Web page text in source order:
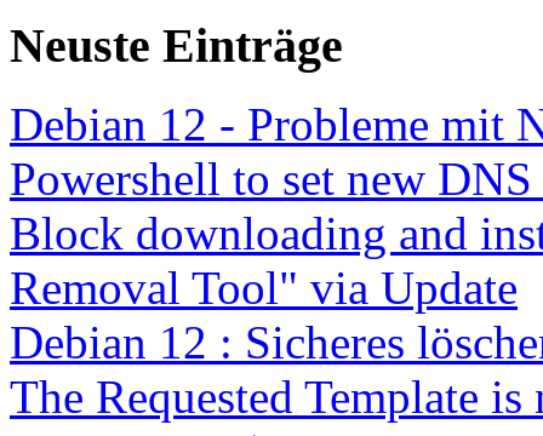
Neuste Einträge
Debian 12 - Probleme mit
Powershell to set new
Block downloading and
Removal Tool" via Update
Debian 12 : Sicheres
The Requested Template